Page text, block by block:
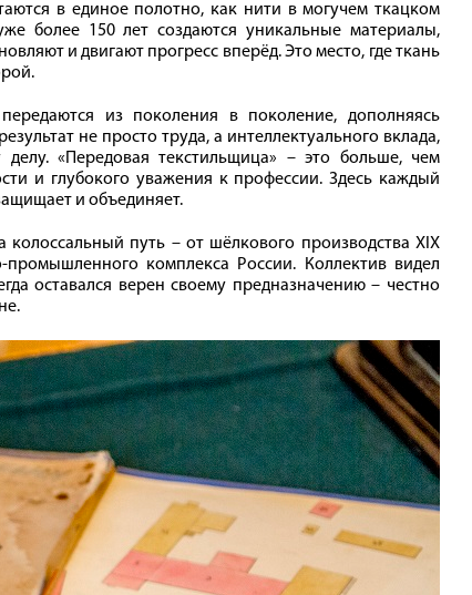
в единое полотно, как нити в могучем ткацком
более 150 лет создаются уникальные материалы,
и двигают прогресс вперёд. Это место, где ткань
из поколения в поколение, дополняясь
не просто труда, а интеллектуального вклада,
«Передовая текстильщица» – это больше, чем
и глубокого уважения к профессии. Здесь каждый
и объединяет.
путь – от шёлкового производства XIX
комплекса России. Коллектив видел
оставался верен своему предназначению – честно